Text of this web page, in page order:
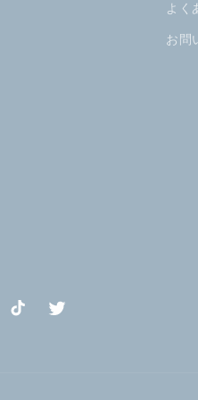
よく
お問
TikTok Twitter